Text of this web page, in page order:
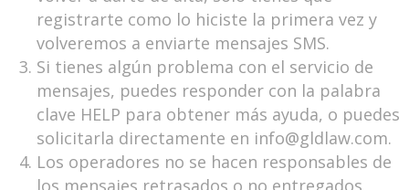
registrarte como lo hiciste la primera vez y
volveremos a enviarte mensajes SMS.
Si tienes algún problema con el servicio de
mensajes, puedes responder con la palabra
clave HELP para obtener más ayuda, o puedes
solicitarla directamente en info@gldlaw.com.
Los operadores no se hacen responsables de